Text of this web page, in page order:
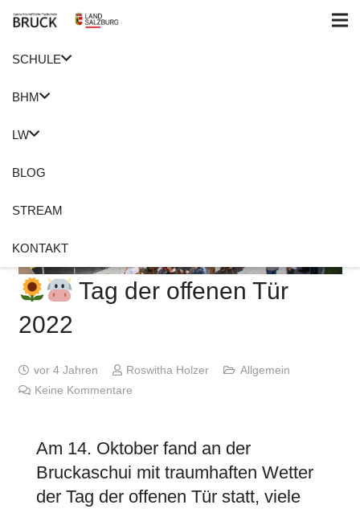
SCHULE
BHM
LW
BLOG
STREAM
KONTAKT
Tag der offenen Tür
2022
vor 4 Jahren Roswitha Holzer
Allgemein
Keine Kommentare
Am 14. Oktober fand an der
Bruckaschui mit traumhaften Wetter
der Tag der offenen Tür statt, viele